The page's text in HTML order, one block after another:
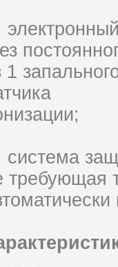
1
система
требующая